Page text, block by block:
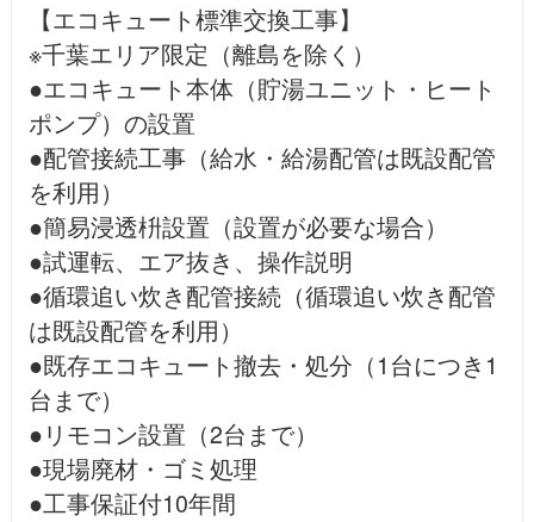
【エコキュート標準交換工事】
※千葉エリア限定（離島を除く）
●エコキュート本体（貯湯ユニット・ヒート
ポンプ）の設置
●配管接続工事（給水・給湯配管は既設配管
を利用）
●簡易浸透枡設置（設置が必要な場合）
●試運転、エア抜き、操作説明
●循環追い炊き配管接続（循環追い炊き配管
は既設配管を利用）
●既存エコキュート撤去・処分（1台につき1
台まで）
●リモコン設置（2台まで）
●現場廃材・ゴミ処理
●工事保証付10年間